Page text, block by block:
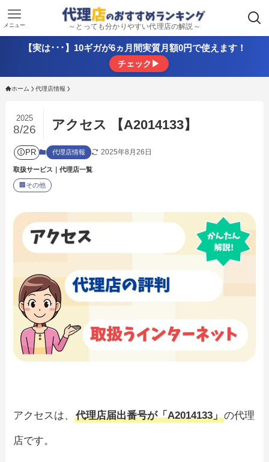
～とっても分かりやすい代理店の解説～
メニュー
【実は･･･】10ギガが6ヵ月間実質月額0円で使えます！
チェック▶
ホーム 代理店情報
アクセス 【A2014133】
2025
8/26
PR 代理店情報 2025年8月26日
取扱サービス｜代理店一覧
🏢 その他
アクセスは、代理店届出番号が「A2014133」の代理
店です。